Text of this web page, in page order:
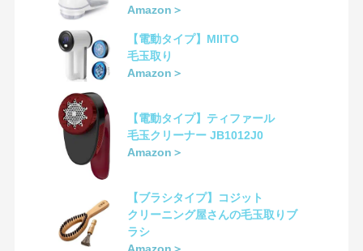
Amazon＞
【電動タイプ】MIITO
毛玉取り
Amazon＞
【電動タイプ】ティファール
毛玉クリーナー JB1012J0
Amazon＞
【ブラシタイプ】コジット
クリーニング屋さんの毛玉取りブ
ラシ